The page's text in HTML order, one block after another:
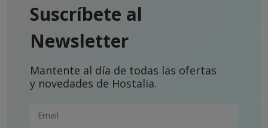
Suscríbete al
Newsletter
Mantente al día de todas las ofertas
y novedades de Hostalia.